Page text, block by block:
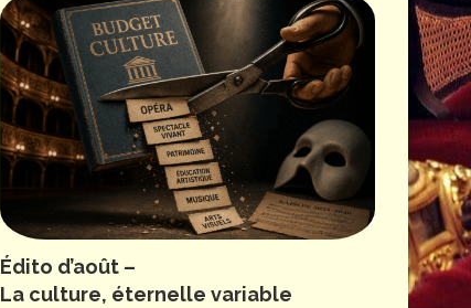
Édito d’août –
La culture, éternelle variable